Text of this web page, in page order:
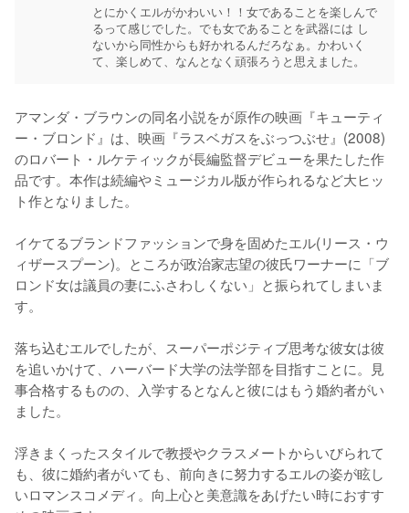
とにかくエルがかわいい！！女であることを楽しんで
るって感じでした。でも女であることを武器には し
ないから同性からも好かれるんだろなぁ。かわいく
て、楽しめて、なんとなく頑張ろうと思えました。
アマンダ・ブラウンの同名小説をが原作の映画『キューティ
ー・ブロンド』は、映画『ラスベガスをぶっつぶせ』(2008)
のロバート・ルケティックが長編監督デビューを果たした作
品です。本作は続編やミュージカル版が作られるなど大ヒッ
ト作となりました。
イケてるブランドファッションで身を固めたエル(リース・ウ
ィザースプーン)。ところが政治家志望の彼氏ワーナーに「ブ
ロンド女は議員の妻にふさわしくない」と振られてしまいま
す。
落ち込むエルでしたが、スーパーポジティブ思考な彼女は彼
を追いかけて、ハーバード大学の法学部を目指すことに。見
事合格するものの、入学するとなんと彼にはもう婚約者がい
ました。
浮きまくったスタイルで教授やクラスメートからいびられて
も、彼に婚約者がいても、前向きに努力するエルの姿が眩し
いロマンスコメディ。向上心と美意識をあげたい時におすす